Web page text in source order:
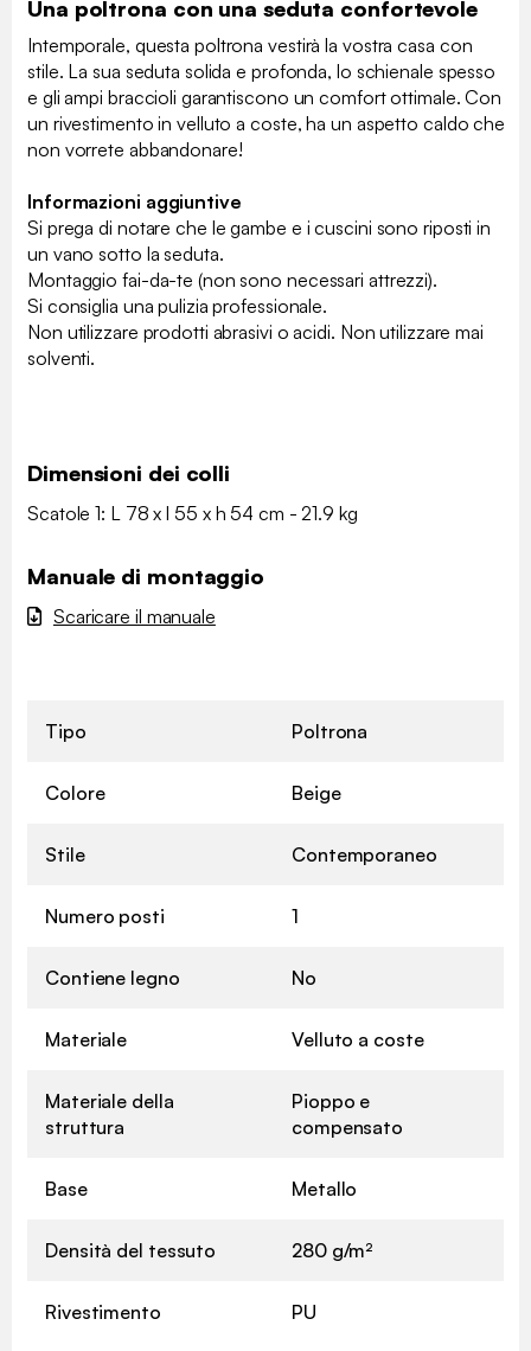
Una poltrona con una seduta confortevole
Intemporale, questa poltrona vestirà la vostra casa con
stile. La sua seduta solida e profonda, lo schienale spesso
e gli ampi braccioli garantiscono un comfort ottimale. Con
un rivestimento in velluto a coste, ha un aspetto caldo che
non vorrete abbandonare!
Informazioni aggiuntive
Si prega di notare che le gambe e i cuscini sono riposti in
un vano sotto la seduta.
Montaggio fai-da-te (non sono necessari attrezzi).
Si consiglia una pulizia professionale.
Non utilizzare prodotti abrasivi o acidi. Non utilizzare mai
solventi.
Dimensioni dei colli
Scatole 1: L 78 x l 55 x h 54 cm - 21.9 kg
Manuale di montaggio
Scaricare il manuale
Tipo Poltrona
Colore Beige
Stile Contemporaneo
Numero posti 1
Contiene legno No
Materiale Velluto a coste
Materiale della
struttura
Pioppo e
compensato
Base Metallo
Densità del tessuto 280 g/m²
Rivestimento PU